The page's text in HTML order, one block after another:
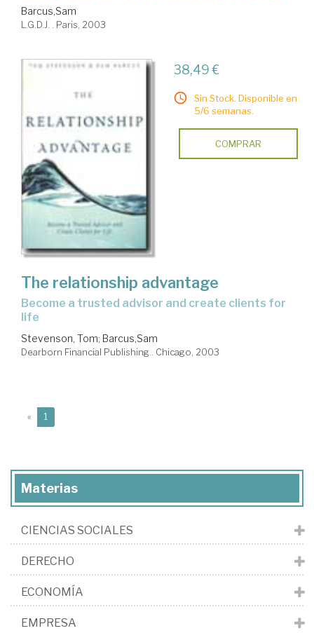
Barcus,Sam
L.G.D.J. . Paris, 2003
38,49 €
Sin Stock. Disponible en
5/6 semanas.
COMPRAR
The relationship advantage
become a trusted advisor and create clients for
life
Stevenson, Tom; Barcus,Sam
Dearborn Financial Publishing.. Chicago, 2003
« 1
Materias
CIENCIAS SOCIALES
DERECHO
ECONOMÍA
EMPRESA